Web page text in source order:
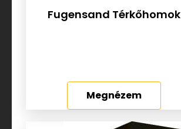
Fugensand Térkőhomok
Megnézem